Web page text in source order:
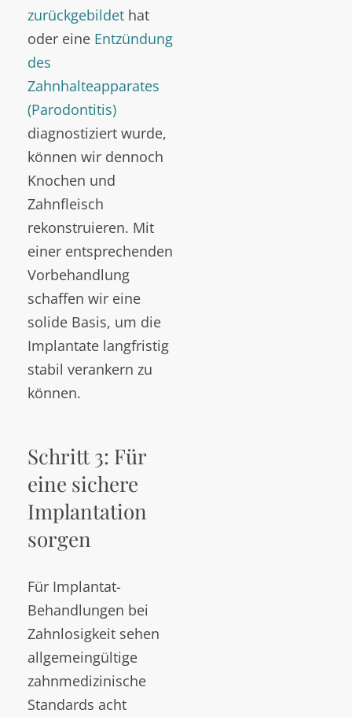
zurückgebildet hat
oder eine Entzündung
des
Zahnhalteapparates
(Parodontitis)
diagnostiziert wurde,
können wir dennoch
Knochen und
Zahnfleisch
rekonstruieren. Mit
einer entsprechenden
Vorbehandlung
schaffen wir eine
solide Basis, um die
Implantate langfristig
stabil verankern zu
können.
Schritt 3: Für
eine sichere
Implantation
sorgen
Für Implantat-
Behandlungen bei
Zahnlosigkeit sehen
allgemeingültige
zahnmedizinische
Standards acht